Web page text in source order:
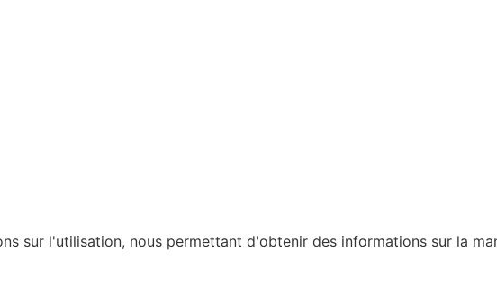
sur l'utilisation, nous permettant d'obtenir des informations sur la